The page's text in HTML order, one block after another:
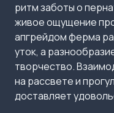
ритм заботы о
живое ощущение
апгрейдом ферма
уток, а
творчество.
на рассвете и
доставляет